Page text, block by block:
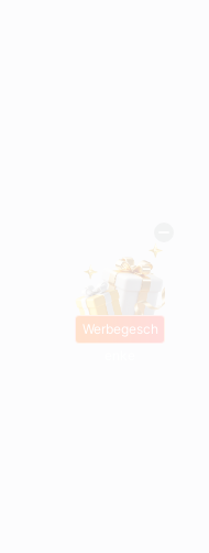
Werbegesch